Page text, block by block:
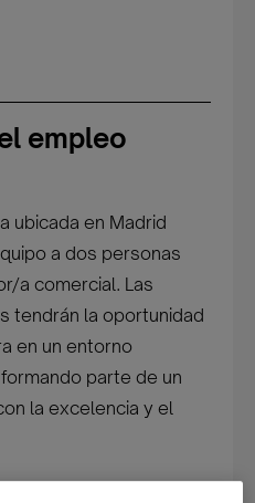
empleo
ubicada en Madrid
a dos personas
a comercial. Las
tendrán la oportunidad
en un entorno
parte de un
la excelencia y el